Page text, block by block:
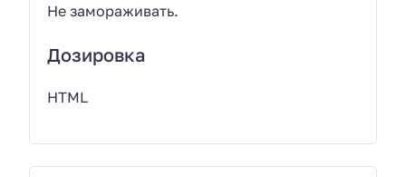
Не замораживать.
Дозировка
HTML